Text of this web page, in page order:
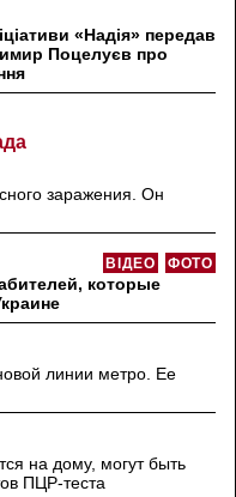
«Надія» передав
Поцелуєв про
заражения. Он
ФОТО
ВІДЕО
которые
линии метро. Ее
на дому, могут быть
ПЦР-теста